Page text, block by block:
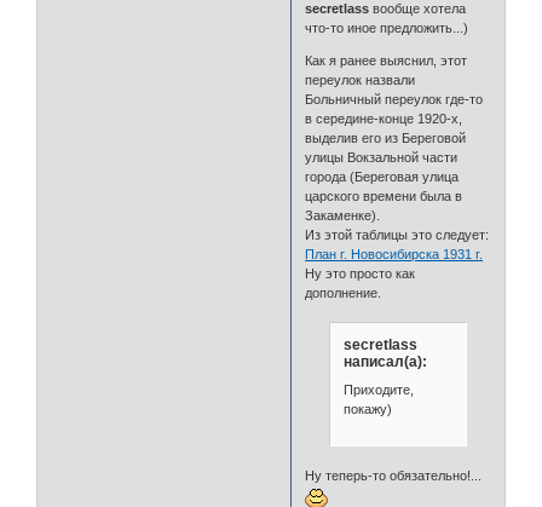
secretlass вообще хотела
что-то иное предложить...)
Как я ранее выяснил, этот
переулок назвали
Больничный переулок где-то
в середине-конце 1920-х,
выделив его из Береговой
улицы Вокзальной части
города (Береговая улица
царского времени была в
Закаменке).
Из этой таблицы это следует:
План г. Новосибирска 1931 г.
Ну это просто как
дополнение.
secretlass
написал(а):
Приходите,
покажу)
Ну теперь-то обязательно!...